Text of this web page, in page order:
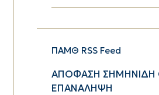
ΠΑΜΘ RSS Feed
ΑΠΟΦΑΣΗ ΣΗΜΗΝΙΔΗ
ΕΠΑΝΑΛΗΨΗ